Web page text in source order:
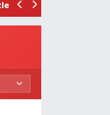
Kıvanç Taşyaran ve